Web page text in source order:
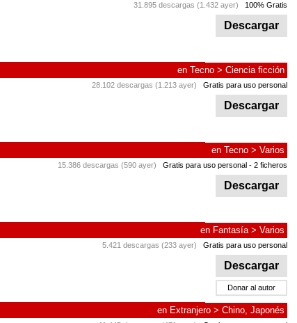
31.895 descargas (1.432 ayer) 100% Gratis
Descargar
en Tecno > Ciencia ficción
28.102 descargas (1.213 ayer) Gratis para uso personal
Descargar
en Tecno > Varios
15.386 descargas (590 ayer) Gratis para uso personal - 2 ficheros
Descargar
en Fantasía> Varios
5.421 descargas (233 ayer) Gratis para uso personal
Descargar
Donar al autor
en Extranjero > Chino, Japonés